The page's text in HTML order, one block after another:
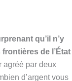
qu’il n’y
de l’État
agréé par deux
d’argent vous